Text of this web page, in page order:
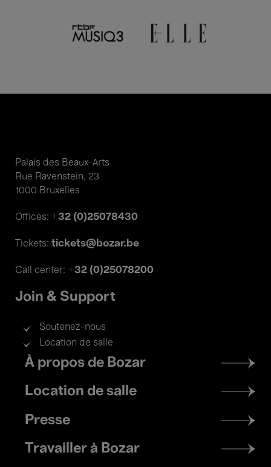
Palais des Beaux-Arts
Rue Ravenstein, 23
1000 Bruxelles
Offices: +32 (0)25078430
Tickets: tickets@bozar.be
Call center: +32 (0)25078200
Join & Support
Soutenez-nous
Location de salle
Footer
menu
À propos de Bozar
Location de salle
Presse
Travailler à Bozar